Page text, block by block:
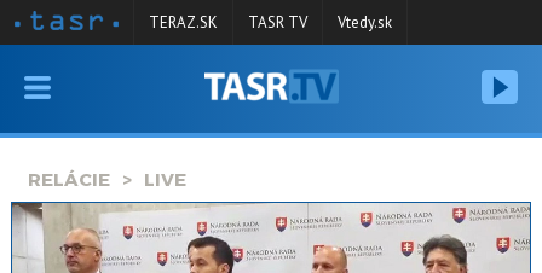
VYSIELANIE
SPRAVODAJSTVO
KONTAKT
TERAZ.SK TASR TV Vtedy.sk
RELÁCIE LIVE